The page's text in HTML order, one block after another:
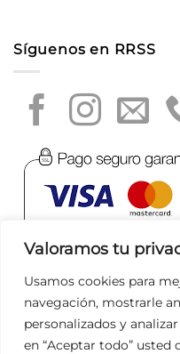
Valoramos tu
Usamos cookies para
navegación, mostrarle
personalizados y
en “Aceptar todo” usted
Síguenos en RRSS
Aviso legal|Política de